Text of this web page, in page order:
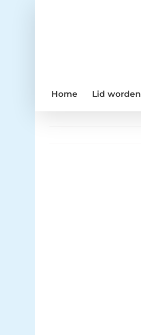
Home Lid worden